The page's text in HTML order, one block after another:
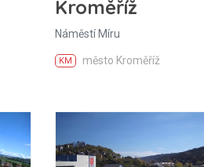
Kroměříž
Náměstí Míru
KM město Kroměříž